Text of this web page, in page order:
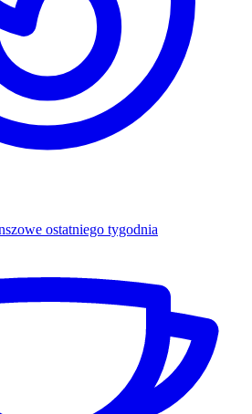
ostatniego tygodnia